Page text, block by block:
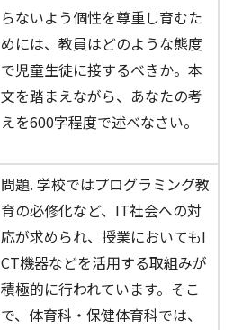
らないよう個性を尊重し育むた
めには、教員はどのような態度
で児童生徒に接するべきか。本
文を踏まえながら、あなたの考
えを600字程度で述べなさい。
問題. 学校ではプログラミング教
育の必修化など、IT社会への対
応が求められ、授業においてもI
CT機器などを活用する取組みが
積極的に行われています。そこ
で、体育科・保健体育科では、